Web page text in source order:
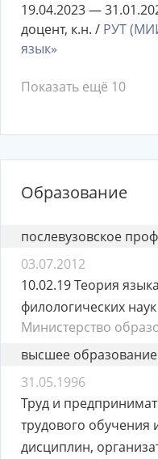
19.04.2023 —
доцент, к.н. / РУТ
язык»
Показать ещё 10
Образование
послевузовское
03.07.2012
10.02.19 Теория языка
филологических наук
Министерство
высшее образование
31.05.1996
Труд и
трудового обучения
дисциплин,